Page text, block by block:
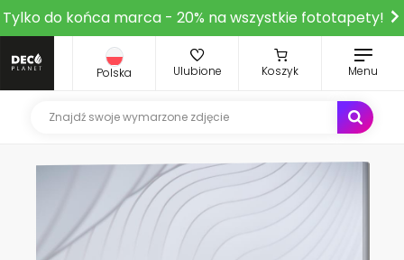
Tylko do końca marca - 20% na wszystkie fototapety!
Polska Ulubione Koszyk Menu